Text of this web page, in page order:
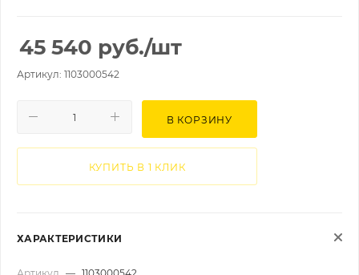
45 540 руб./шт
Артикул: 1103000542
В КОРЗИНУ
КУПИТЬ В 1 КЛИК
ХАРАКТЕРИСТИКИ